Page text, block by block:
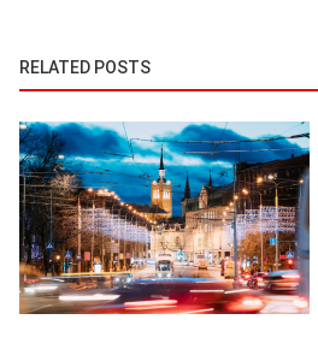
RELATED POSTS